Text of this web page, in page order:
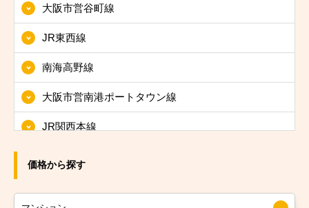
大阪市浪速区
大阪市西淀川区
大阪市東淀川区
大阪市東成区
大阪市生野区
大阪市旭区
大阪市城東区
大阪市営谷町線
JR東西線
南海高野線
大阪市営南港ポートタウン線
JR関西本線
価格から探す